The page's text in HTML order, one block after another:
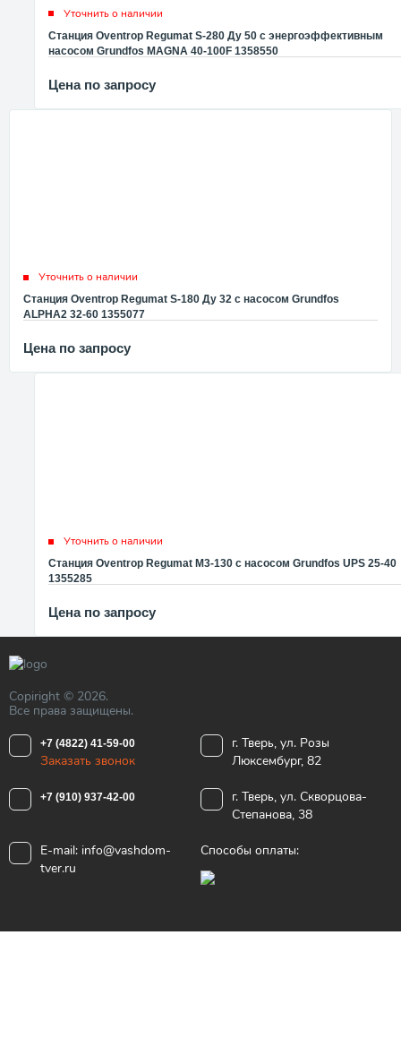
Уточнить о наличии
Станция Oventrop Regumat S-280 Ду 50 с энергоэффективным
насосом Grundfos MAGNA 40-100F 1358550
Цена по запросу
Уточнить о наличии
Станция Oventrop Regumat S-180 Ду 32 с насосом Grundfos
ALPHA2 32-60 1355077
Цена по запросу
Уточнить о наличии
Станция Oventrop Regumat M3-130 с насосом Grundfos UPS 25-40
1355285
Цена по запросу
Copiright © 2026.
Все права защищены.
+7 (4822) 41-59-00
Заказать звонок
г. Тверь, ул. Розы
Люксембург, 82
+7 (910) 937-42-00
г. Тверь, ул. Скворцова-
Степанова, 38
E-mail: info@vashdom-
tver.ru
Способы оплаты: